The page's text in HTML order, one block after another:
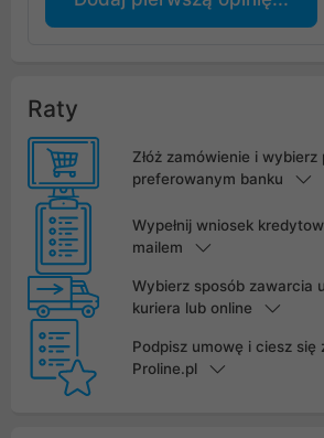
Raty
Złóż zamówienie i
preferowanym banku
Wypełnij wniosek
mailem
Wybierz sposób zawarcia
kuriera lub online
Podpisz umowę i ciesz się
Proline.pl